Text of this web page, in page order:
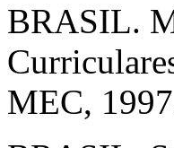
BRASIL.
MEC,